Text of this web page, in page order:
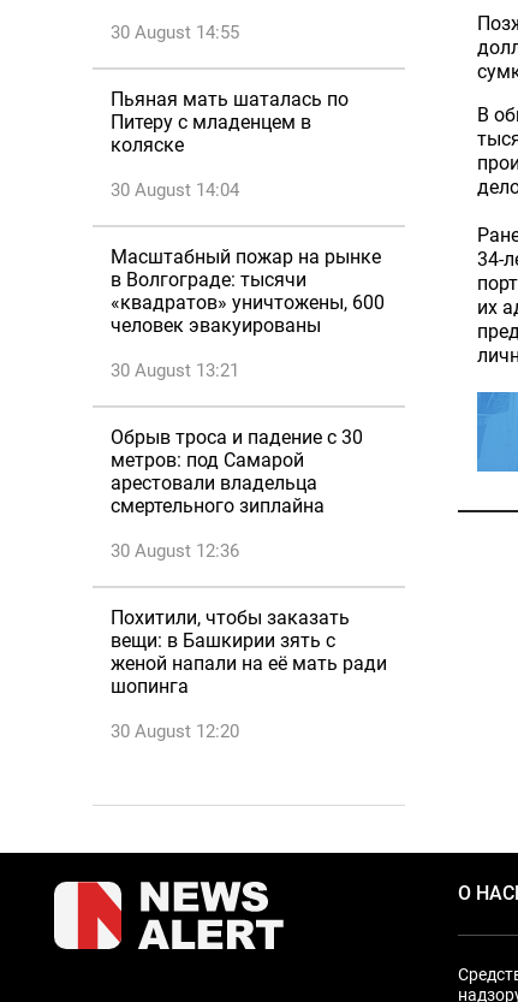
30 August 14:55
Пьяная мать шаталась по
Питеру с младенцем в
коляске
30 August 14:04
Масштабный пожар на рынке
в Волгограде: тысячи
«квадратов» уничтожены, 600
человек эвакуированы
30 August 13:21
Обрыв троса и падение с 30
метров: под Самарой
арестовали владельца
смертельного зиплайна
30 August 12:36
Похитили, чтобы заказать
вещи: в Башкирии зять с
женой напали на её мать ради
шопинга
30 August 12:20
В
34-
их
О НАС